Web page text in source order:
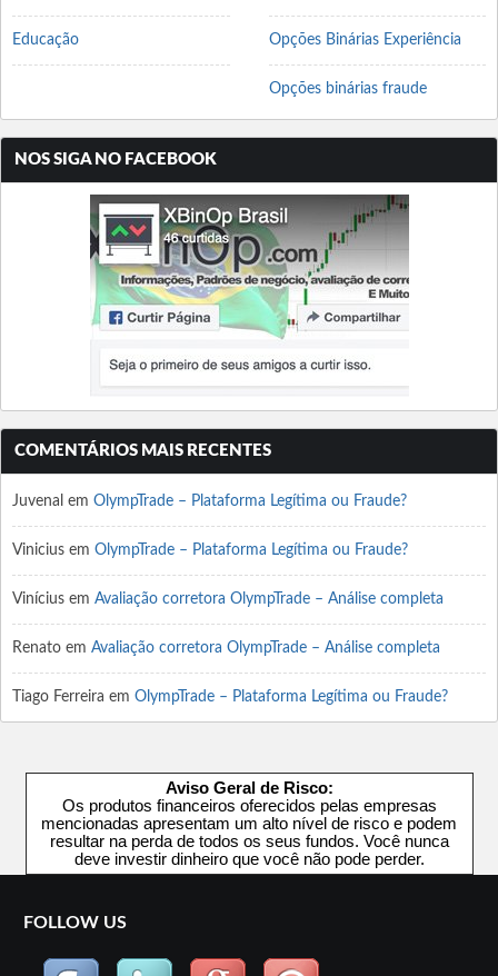
Educação Opções Binárias Experiência
Opções binárias fraude
NOS SIGA NO FACEBOOK
COMENTÁRIOS MAIS RECENTES
Juvenal em OlympTrade – Plataforma Legítima ou Fraude?
Vinicius em OlympTrade – Plataforma Legítima ou Fraude?
Vinícius em Avaliação corretora OlympTrade – Análise completa
Renato em Avaliação corretora OlympTrade – Análise completa
Tiago Ferreira em OlympTrade – Plataforma Legítima ou Fraude?
Aviso Geral de Risco:
Os produtos financeiros oferecidos pelas empresas
mencionadas apresentam um alto nível de risco e podem
resultar na perda de todos os seus fundos. Você nunca
deve investir dinheiro que você não pode perder.
FOLLOW US